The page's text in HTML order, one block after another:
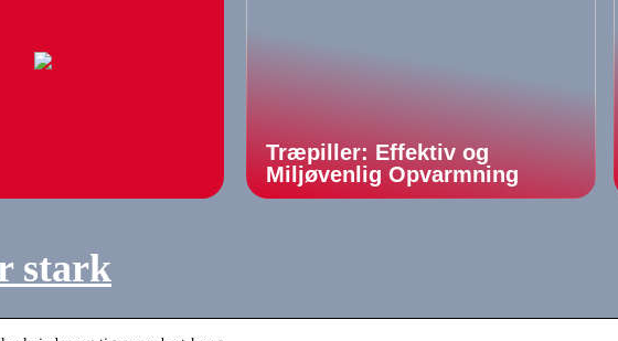
Træpiller: Effektiv og
Miljøvenlig Opvarmning
stark